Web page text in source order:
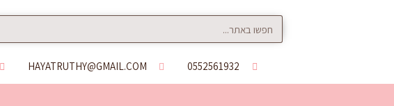
0552561932
HAYATRUTHY@GMAIL.COM